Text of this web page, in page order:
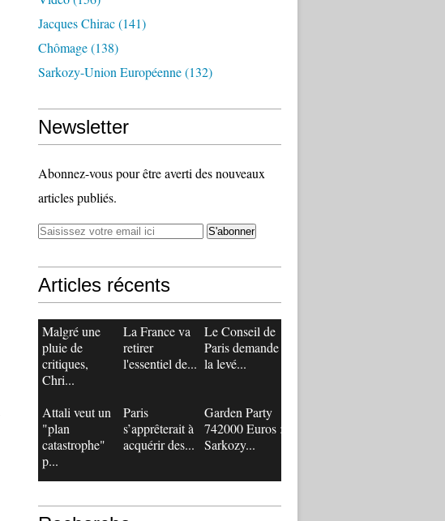
Jacques Chirac(141)
Chômage(138)
Sarkozy-Union Européenne(132)
Newsletter
Abonnez-vous pour être averti des nouveaux
articles publiés.
Articles récents
Malgré une
pluie de
critiques,
Chri...
La France va
retirer
l'essentiel de...
Le Conseil de
Paris demande
la levé...
Attali veut un
"plan
catastrophe"
p...
Paris
s’apprêterait à
acquérir des...
Garden Party
742000 Euros :
Sarkozy...